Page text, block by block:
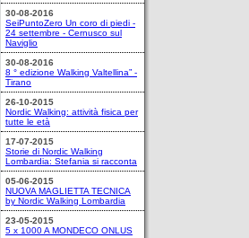
30-08-2016
SeiPuntoZero Un coro di piedi -
24 settembre - Cernusco sul
Naviglio
30-08-2016
8 ° edizione Walking Valtellina” -
Tirano
26-10-2015
Nordic Walking: attività fisica per
tutte le età
17-07-2015
Storie di Nordic Walking
Lombardia: Stefania si racconta
05-06-2015
NUOVA MAGLIETTA TECNICA
by Nordic Walking Lombardia
23-05-2015
5 x 1000 A MONDECO ONLUS